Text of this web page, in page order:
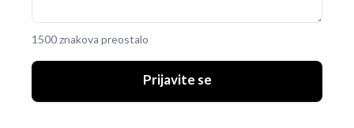
1500 znakova preostalo
Prijavite se